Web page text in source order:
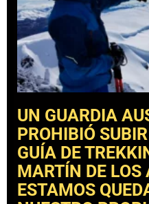
UN GUARDIA
PROHIBIÓ
GUÍA DE
MARTÍN DE LOS
ESTAMOS